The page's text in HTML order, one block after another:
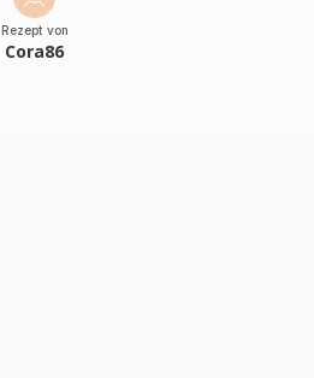
Rezept von
Cora86